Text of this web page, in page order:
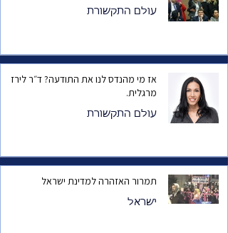
עולם התקשורת
אז מי מהנדס לנו את התודעה? ד״ר לירז
מרגלית.
עולם התקשורת
תמרור האזהרה למדינת ישראל
ישראל